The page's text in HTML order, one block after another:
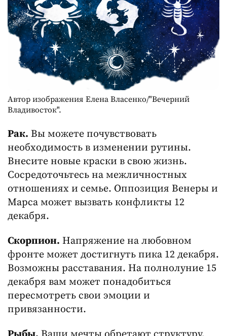
Автор изображения Елена Власенко/"Вечерний
Владивосток".
Рак. Вы можете почувствовать
необходимость в изменении рутины.
Внесите новые краски в свою жизнь.
Сосредоточьтесь на межличностных
отношениях и семье. Оппозиция Венеры и
Марса может вызвать конфликты 12
декабря.
Скорпион. Напряжение на любовном
фронте может достигнуть пика 12 декабря.
Возможны расставания. На полнолуние 15
декабря вам может понадобиться
пересмотреть свои эмоции и
привязанности.